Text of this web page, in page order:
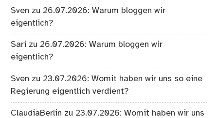
Sven zu 26.07.2026: Warum bloggen wir
eigentlich?
Sari zu 26.07.2026: Warum bloggen wir
eigentlich?
Sven zu 23.07.2026: Womit haben wir uns so eine
Regierung eigentlich verdient?
ClaudiaBerlin zu 23.07.2026: Womit haben wir uns